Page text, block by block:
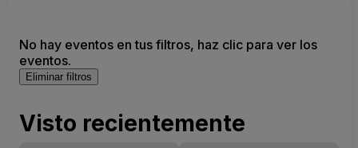
No hay eventos en tus filtros, haz clic para ver los
eventos.
Eliminar filtros
Visto recientemente